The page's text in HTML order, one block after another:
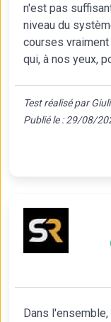
n'est pas
niveau du
courses
qui, à nos yeux,
Test réalisé par
Publié le : 29/08/
Dans